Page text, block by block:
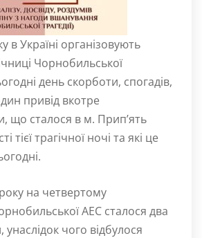
в Україні організовують
Чорнобильської
день скорботи, спогадів,
привід вкотре
що сталося в м. Прип’ять
тієї трагічної ночі та які це
на четвертому
АЕС сталося два
унаслідок чого відбулося